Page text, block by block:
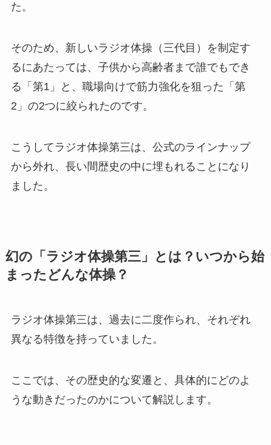
た。
そのため、新しいラジオ体操（三代目）を制定す
るにあたっては、子供から高齢者まで誰でもでき
る「第1」と、職場向けで筋力強化を狙った「第
2」の2つに絞られたのです。
こうしてラジオ体操第三は、公式のラインナップ
から外れ、長い間歴史の中に埋もれることになり
ました。
幻の「ラジオ体操第三」とは？いつから始
まったどんな体操？
ラジオ体操第三は、過去に二度作られ、それぞれ
異なる特徴を持っていました。
ここでは、その歴史的な変遷と、具体的にどのよ
うな動きだったのかについて解説します。